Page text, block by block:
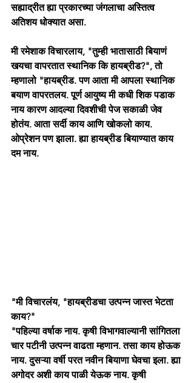
सह्याद्रीत ह्या प्रकारच्या जंगलाचा अस्तित्व
अतिशय धोक्यात असा.
मी रमेशाक विचारलाय, "तुम्ही भातासाठी बियाणं
खयचा वापरतात स्थानिक कि हायब्रीड?", तो
म्हणालो "हायब्रीड. पण आता मी आपला स्थानिक
बयाण वापरतलय. पूर्ण आयुष्य मी कधी शिक पडाक
नाय कारण आदल्या दिवशीची पेज सकाळी जेव
होतंय. आता सर्दी काय आणि खोकलो काय.
ओप्रेशन पण झाला. ह्या हायब्रीड बियाण्यात काय
दम नाय.
"मी विचारलंय, "हायब्रीडचा उत्पन्न जास्त भेटता
काय?"
"पहिल्या वर्षाक नाय. कृषी विभागवाल्यानी सांगितला
चार पटीनी उत्पन्न वाढता म्हणान. तसा काय होऊक
नाय. दुसऱ्या वर्षी परत नवीन बियाणा घेवचा इला. ह्या
अगोदर अशी काय पाळी येऊक नाय. कृषी